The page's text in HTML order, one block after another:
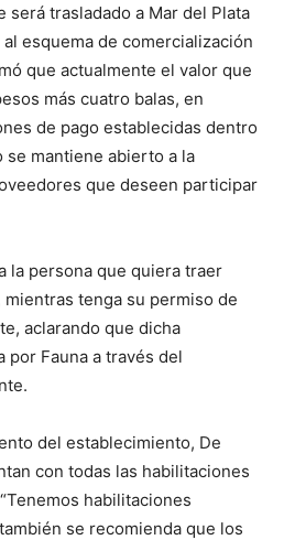
será trasladado a Mar del Plata
esquema de comercialización
que actualmente el valor que
más cuatro balas, en
de pago establecidas dentro
se mantiene abierto a la
que deseen participar
la persona que quiera traer
tenga su permiso de
aclarando que dicha
por Fauna a través del
del establecimiento, De
con todas las habilitaciones
habilitaciones
se recomienda que los